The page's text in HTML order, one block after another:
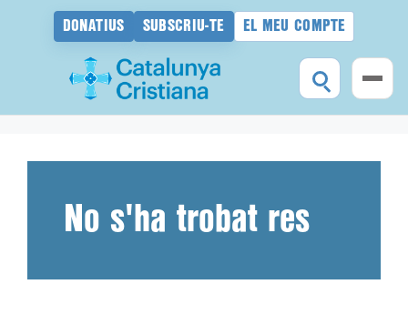
DONATIUS SUBSCRIU-TE EL MEU COMPTE
No s'ha trobat res